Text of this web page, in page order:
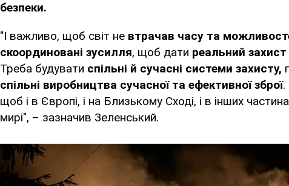
безпеки.
"І важливо, щоб світ не втрачав часу та
скоординовані зусилля, щоб дати реальний
Треба будувати спільні й сучасні системи захисту,
спільні виробництва сучасної та ефективної зброї.
щоб і в Європі, і на Близькому Сході, і в інших
мирі", – зазначив Зеленський.